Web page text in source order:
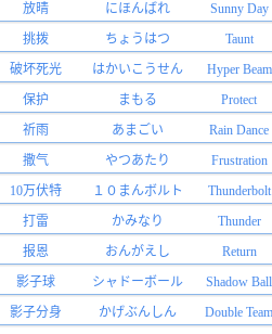
放晴 にほんばれ
Sunny Day
挑拨 ちょうはつ
Taunt
破坏死光 はかいこうせん
Hyper Beam
保护 まもる
Protect
祈雨 あまごい
Rain Dance
撒气 やつあたり
Frustration
10万伏特 １０まんボルト
Thunderbolt
打雷 かみなり
Thunder
报恩 おんがえし
Return
影子球 シャドーボール
Shadow Ball
影子分身 かげぶんしん
Double Team